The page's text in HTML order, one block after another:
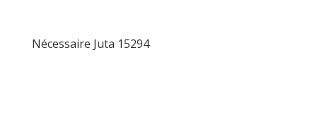
Nécessaire Juta 15294